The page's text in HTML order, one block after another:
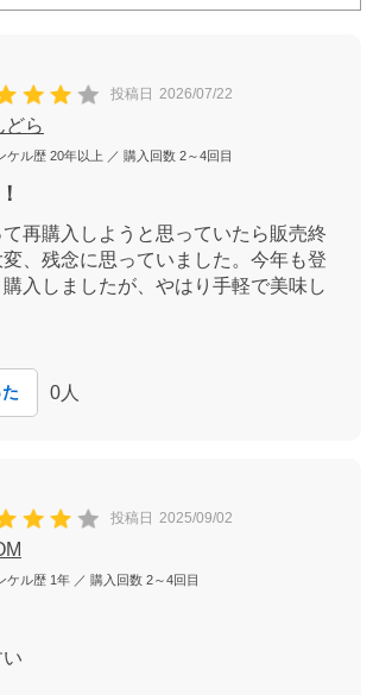
投稿日 2026/07/22
どら
ケル歴 20年以上 ／ 購入回数 2～4回目
再購入しようと思っていたら販売終
、残念に思っていました。今年も登
入しましたが、やはり手軽で美味し
0 人
投稿日 2025/09/02
ケル歴 1年 ／ 購入回数 2～4回目